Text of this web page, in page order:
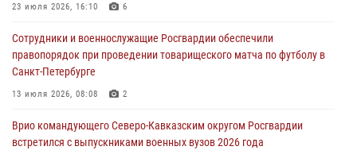
06 августа 2026, 12:00
В Курске росгвардейцы приняли участие в митинге, посвященном
второй годовщине вторжения ВСУ на территорию области
06 августа 2026, 11:56
угрожавшего подростку травматическим пистолетом
06 августа 2026, 11:33
23 июля 2026, 16:10 6
Сотрудники и военнослужащие Росгвардии обеспечили
правопорядок при проведении товарищеского матча по футболу в
Санкт-Петербурге
13 июля 2026, 08:08 2
Врио командующего Северо-Кавказским округом Росгвардии
встретился с выпускниками военных вузов 2026 года